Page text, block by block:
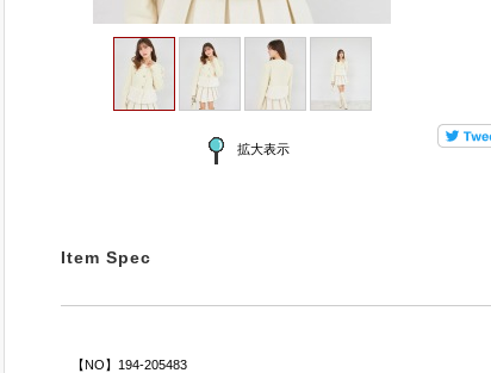
拡大表示
Item Spec
【NO】194-205483